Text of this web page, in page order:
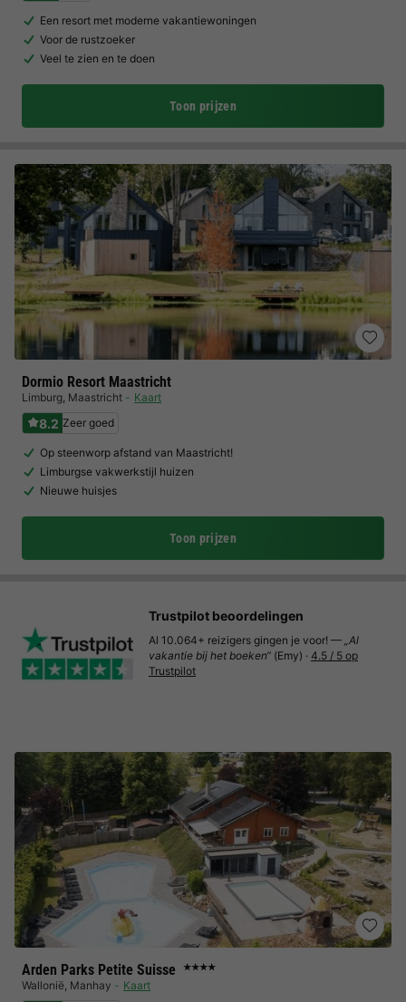
Een resort met moderne vakantiewoningen
Voor de rustzoeker
Veel te zien en te doen
Toon prijzen
Dormio Resort Maastricht
Limburg, Maastricht Kaart
8.2 Zeer goed
Op steenworp afstand van Maastricht!
Limburgse vakwerkstijl huizen
Nieuwe huisjes
Toon prijzen
Arden Parks Petite Suisse ★★★★
Wallonië, Manhay Kaart
Trustpilot beoordelingen
Al 10.064+ reizigers gingen je voor! — „Al
vakantie bij het boeken“ (Emy) · 4.5 / 5 op
Trustpilot